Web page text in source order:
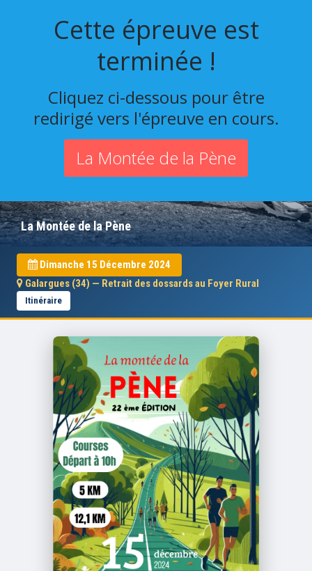
Cette épreuve est
terminée !
Cliquez ci-dessous pour être
redirigé vers l'épreuve en cours.
La Montée de la Pène
La Montée de la Pène
Dimanche 15 Décembre 2024
Galargues (34) — Retrait des dossards au Foyer Rural
Itinéraire